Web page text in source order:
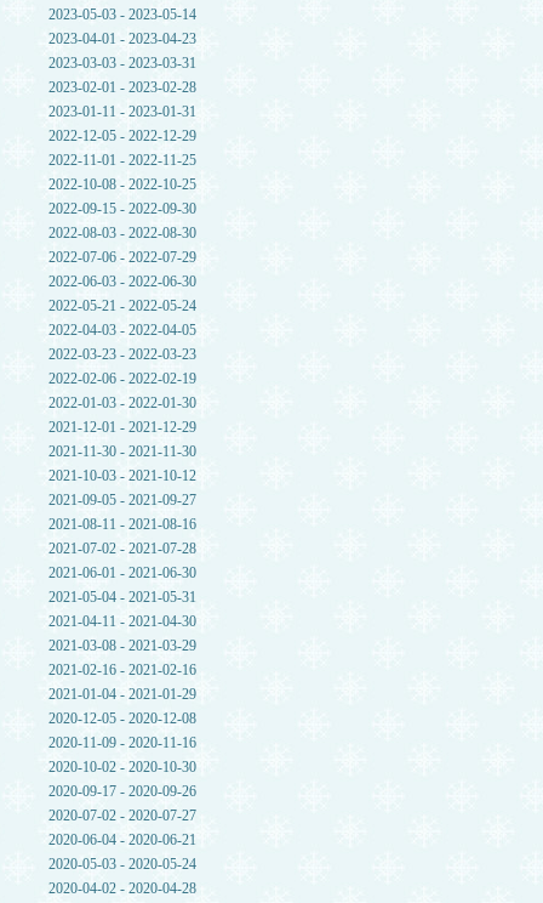
2023-05-03 - 2023-05-14
2023-04-01 - 2023-04-23
2023-03-03 - 2023-03-31
2023-02-01 - 2023-02-28
2023-01-11 - 2023-01-31
2022-12-05 - 2022-12-29
2022-11-01 - 2022-11-25
2022-10-08 - 2022-10-25
2022-09-15 - 2022-09-30
2022-08-03 - 2022-08-30
2022-07-06 - 2022-07-29
2022-06-03 - 2022-06-30
2022-05-21 - 2022-05-24
2022-04-03 - 2022-04-05
2022-03-23 - 2022-03-23
2022-02-06 - 2022-02-19
2022-01-03 - 2022-01-30
2021-12-01 - 2021-12-29
2021-11-30 - 2021-11-30
2021-10-03 - 2021-10-12
2021-09-05 - 2021-09-27
2021-08-11 - 2021-08-16
2021-07-02 - 2021-07-28
2021-06-01 - 2021-06-30
2021-05-04 - 2021-05-31
2021-04-11 - 2021-04-30
2021-03-08 - 2021-03-29
2021-02-16 - 2021-02-16
2021-01-04 - 2021-01-29
2020-12-05 - 2020-12-08
2020-11-09 - 2020-11-16
2020-10-02 - 2020-10-30
2020-09-17 - 2020-09-26
2020-07-02 - 2020-07-27
2020-06-04 - 2020-06-21
2020-05-03 - 2020-05-24
2020-04-02 - 2020-04-28